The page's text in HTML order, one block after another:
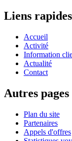
Liens rapides
Accueil
Activité
Information
Actualité
Contact
Autres pages
Plan du site
Partenaires
Appels d'offres